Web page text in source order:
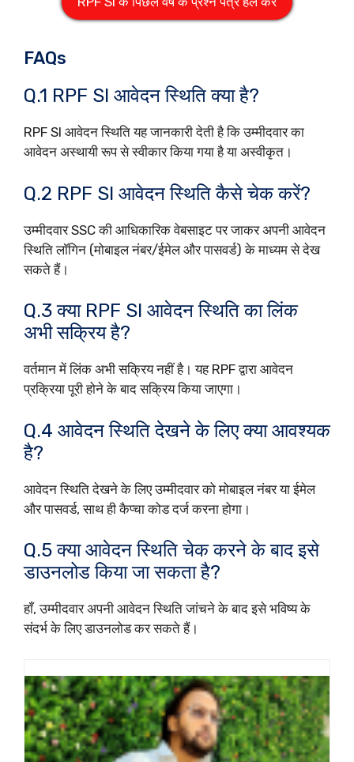
FAQs
Q.1 RPF SI आवेदन स्थिति क्या है?
RPF SI आवेदन स्थिति यह जानकारी देती है कि उम्मीदवार का
आवेदन अस्थायी रूप से स्वीकार किया गया है या अस्वीकृत।
Q.2 RPF SI आवेदन स्थिति कैसे चेक करें?
उम्मीदवार SSC की आधिकारिक वेबसाइट पर जाकर अपनी आवेदन
स्थिति लॉगिन (मोबाइल नंबर/ईमेल और पासवर्ड) के माध्यम से देख
सकते हैं।
Q.3 क्या RPF SI आवेदन स्थिति का लिंक
अभी सक्रिय है?
वर्तमान में लिंक अभी सक्रिय नहीं है। यह RPF द्वारा आवेदन
प्रक्रिया पूरी होने के बाद सक्रिय किया जाएगा।
Q.4 आवेदन स्थिति देखने के लिए क्या आवश्यक
है?
आवेदन स्थिति देखने के लिए उम्मीदवार को मोबाइल नंबर या ईमेल
और पासवर्ड, साथ ही कैप्चा कोड दर्ज करना होगा।
Q.5 क्या आवेदन स्थिति चेक करने के बाद इसे
डाउनलोड किया जा सकता है?
हाँ, उम्मीदवार अपनी आवेदन स्थिति जांचने के बाद इसे भविष्य के
संदर्भ के लिए डाउनलोड कर सकते हैं।